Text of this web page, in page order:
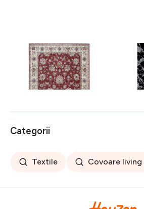
Covor rezistent Eko, ALT
05 - Red, Ivory, 100%
poliester, 80 x 150 cm
256 lei
Covor
Black,
441 lei
Categorii
Textile Covoare